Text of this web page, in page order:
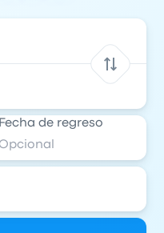
Fecha de regreso